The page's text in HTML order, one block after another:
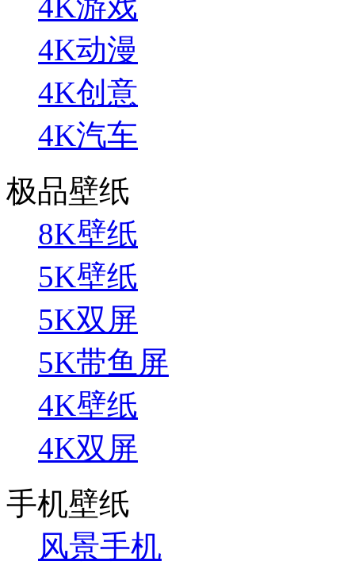
4K游戏
4K动漫
4K创意
4K汽车
极品壁纸
8K壁纸
5K壁纸
5K双屏
5K带鱼屏
4K壁纸
4K双屏
手机壁纸
风景手机